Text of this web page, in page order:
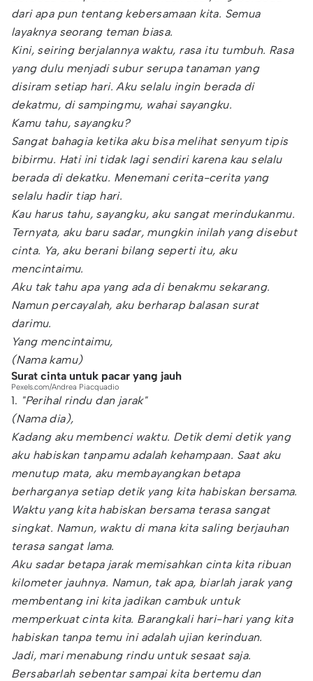
dari apa pun tentang kebersamaan kita. Semua
layaknya seorang teman biasa.
Kini, seiring berjalannya waktu, rasa itu tumbuh. Rasa
yang dulu menjadi subur serupa tanaman yang
disiram setiap hari. Aku selalu ingin berada di
dekatmu, di sampingmu, wahai sayangku.
Kamu tahu, sayangku?
Sangat bahagia ketika aku bisa melihat senyum tipis
bibirmu. Hati ini tidak lagi sendiri karena kau selalu
berada di dekatku. Menemani cerita-cerita yang
selalu hadir tiap hari.
Kau harus tahu, sayangku, aku sangat merindukanmu.
Ternyata, aku baru sadar, mungkin inilah yang disebut
cinta. Ya, aku berani bilang seperti itu, aku
mencintaimu.
Aku tak tahu apa yang ada di benakmu sekarang.
Namun percayalah, aku berharap balasan surat
darimu.
Yang mencintaimu,
(Nama kamu)
Surat cinta untuk pacar yang jauh
Pexels.com/Andrea Piacquadio
1. "Perihal rindu dan jarak"
(Nama dia),
Kadang aku membenci waktu. Detik demi detik yang
aku habiskan tanpamu adalah kehampaan. Saat aku
menutup mata, aku membayangkan betapa
berharganya setiap detik yang kita habiskan bersama.
Waktu yang kita habiskan bersama terasa sangat
singkat. Namun, waktu di mana kita saling berjauhan
terasa sangat lama.
Aku sadar betapa jarak memisahkan cinta kita ribuan
kilometer jauhnya. Namun, tak apa, biarlah jarak yang
membentang ini kita jadikan cambuk untuk
memperkuat cinta kita. Barangkali hari-hari yang kita
habiskan tanpa temu ini adalah ujian kerinduan.
Jadi, mari menabung rindu untuk sesaat saja.
Bersabarlah sebentar sampai kita bertemu dan